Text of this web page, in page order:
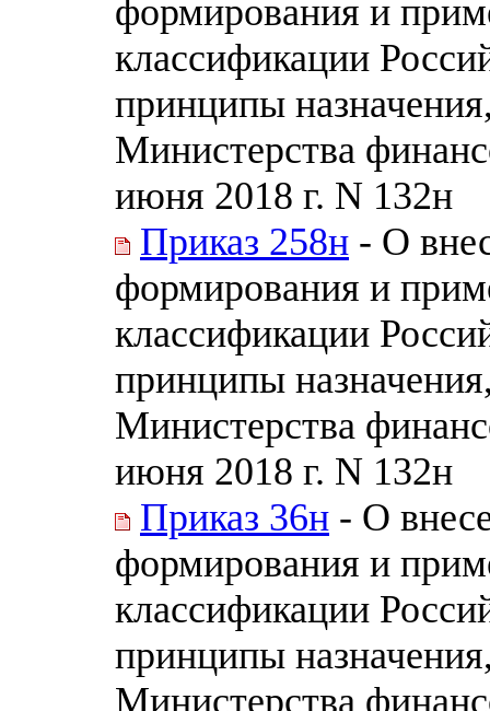
формирования и
классификации
принципы
Министерства
июня 2018 г. N 132н
Приказ 258н - О
формирования и
классификации
принципы
Министерства
июня 2018 г. N 132н
Приказ 36н - О
формирования и
классификации
принципы
Министерства